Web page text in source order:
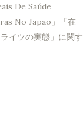
De Saúde
No Japão」「在
イツの実態」に関す